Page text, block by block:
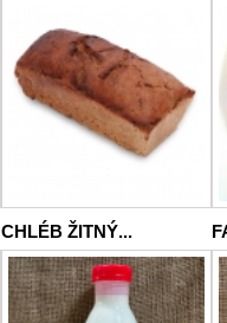
CHLÉB ŽITNÝ...